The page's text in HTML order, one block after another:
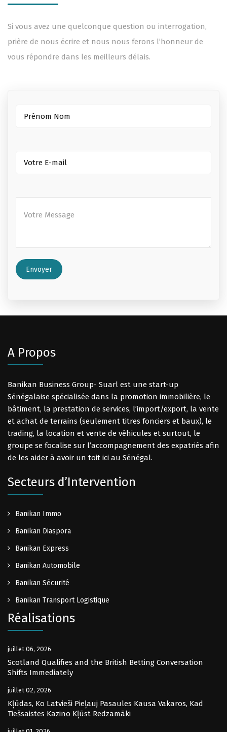
Si vous avez une quelconque question ou interrogation,
prière de nous écrire et nous nous ferons l’honneur de
vous répondre dans les meilleurs délais.
A Propos
Banikan Business Group- Suarl est une start-up
Sénégalaise spécialisée dans la promotion immobilière, le
bâtiment, la prestation de services, l’import/export, la vente
et achat de terrains (seulement titres fonciers et baux), le
trading, la location et vente de véhicules et surtout, le
groupe se focalise sur l’accompagnement des expatriés afin
de les aider à avoir un toit ici au Sénégal.
Secteurs d’Intervention
Banikan Immo
Banikan Diaspora
Banikan Express
Banikan Automobile
Banikan Sécurité
Banikan Transport Logistique
Réalisations
juillet 06, 2026
Scotland Qualifies and the British Betting Conversation
Shifts Immediately
juillet 02, 2026
Kļūdas, Ko Latvieši Pieļauj Pasaules Kausa Vakaros, Kad
Tiešsaistes Kazino Kļūst Redzamāki